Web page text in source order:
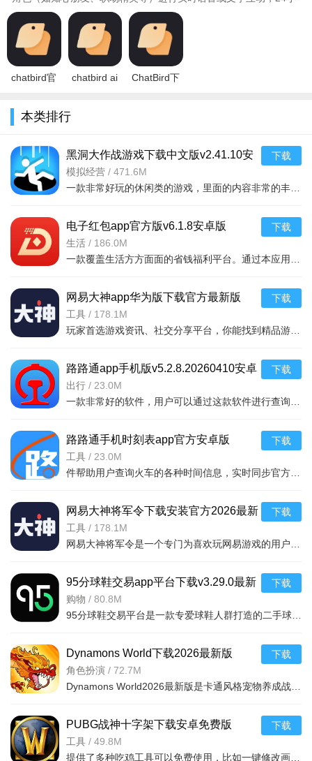
情扮演的乐趣
软件介绍
景适配”为核心，依托先进的自然语言处理技术，为用户提供即
时、贴心的对话服务，无论是日常闲聊、问题咨询还是创意生
成，都能通过高效交互满足需求，是用户的智能聊天助手。
技术特色：采用优化的AI模型，支持多轮对话上下文理解，能
精准捕捉用户意图，输出逻辑清晰、贴合需求的回复；同时不断
迭代训练数据，提升对专业领域知识、生活常识等内容的覆盖
时即时响应，支持与不同人设的虚拟角色对话，涵盖情感倾诉、日
常闲聊等场景，用户可自定义角色形象（如发型、性别、性格）并
建立情感连接。与虚拟人共同经历生活、职场等场景，帮助用户预
演解决方案或释放压力，支持多轮对话上..
chatbird官
v1.4.0最新
chatbird ai
ChatBird下
本类排行
黑洞大作战游戏下载中文版v2.41.10安
卓版
模拟经营 / 471.6M
下载
电子红包app官方版v6.1.8安卓版
生活 / 186.0M
下载
网易大神app华为版下载官方最新版
v4.15.0华为版
工具 / 178.1M
下载
路路通app手机版v5.2.8.20260410安卓
版
出行 / 23.0M
下载
路路通手机时刻表app官方安卓版
v5.2.8.20260410安卓版
工具 / 23.0M
下载
网易大神将军令下载安装官方2026最新
版v4.15.0安卓版
工具 / 178.1M
下载
95分球鞋交易app平台下载v3.29.0最新
版
购物 / 80.8M
下载
Dynamons World下载2026最新版
v1.12.62 安卓版
角色扮演 / 72.7M
下载
PUBG战神十字架下载安卓免费版
v7.68.0安卓免费版
工具 / 49.8M
下载